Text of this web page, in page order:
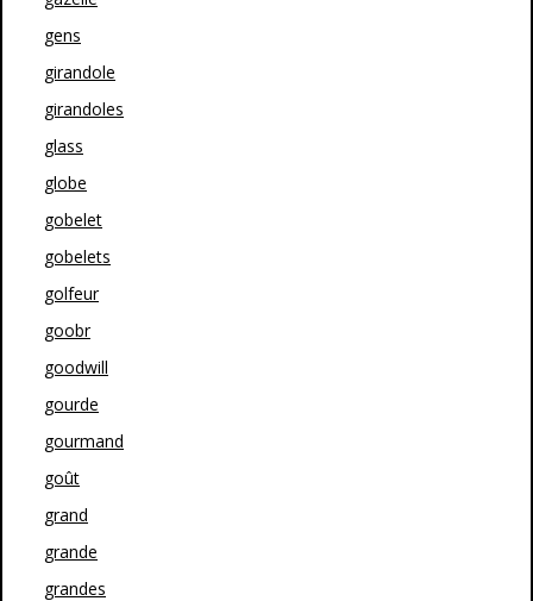
gens
girandole
girandoles
glass
globe
gobelet
gobelets
golfeur
goobr
goodwill
gourde
gourmand
goût
grand
grande
grandes